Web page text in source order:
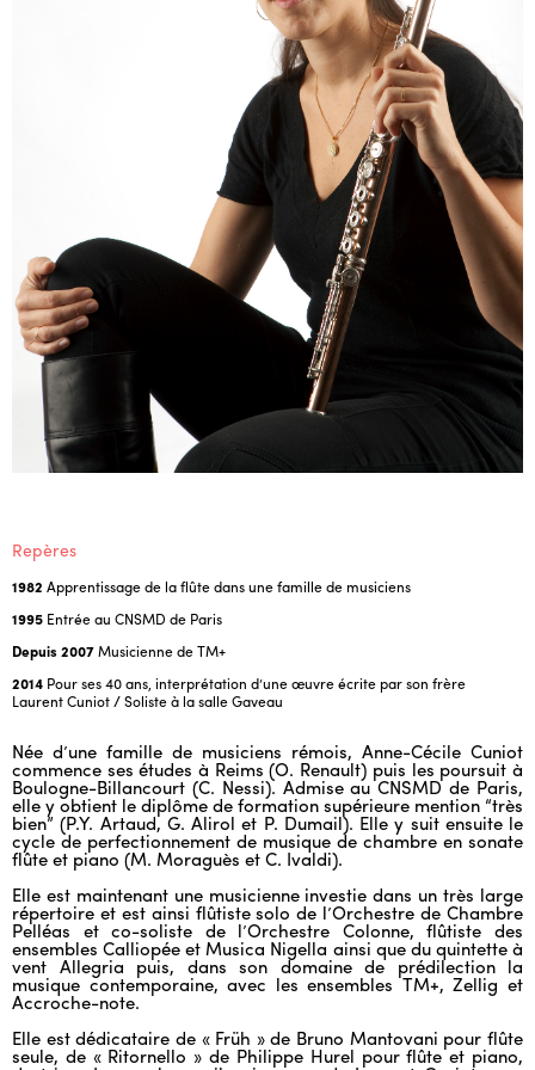
ENGLISH
NEWSLETTER
CONTACTS
AGENDA
Repères
1982 Apprentissage de la flûte dans une famille de musiciens
1995 Entrée au CNSMD de Paris
Depuis 2007Musicienne de TM+
2014 Pour ses 40 ans, interprétation d’une œuvre écrite par son frère
Laurent Cuniot / Soliste à la salle Gaveau
Née d’une famille de musiciens rémois, Anne-Cécile Cuniot
commence ses études à Reims (O. Renault) puis les poursuit à
Boulogne-Billancourt (C. Nessi). Admise au CNSMD de Paris,
elle y obtient le diplôme de formation supérieure mention “très
bien” (P.Y. Artaud, G. Alirol et P. Dumail). Elle y suit ensuite le
cycle de perfectionnement de musique de chambre en sonate
flûte et piano (M. Moraguès et C. Ivaldi).
Elle est maintenant une musicienne investie dans un très large
répertoire et est ainsi flûtiste solo de l’Orchestre de Chambre
Pelléas et co-soliste de l’Orchestre Colonne, flûtiste des
ensembles Calliopée et Musica Nigella ainsi que du quintette à
vent Allegria puis, dans son domaine de prédilection la
musique contemporaine, avec les ensembles TM+, Zellig et
Accroche-note.
Elle est dédicataire de « Früh » de Bruno Mantovani pour flûte
seule, de « Ritornello » de Philippe Hurel pour flûte et piano,